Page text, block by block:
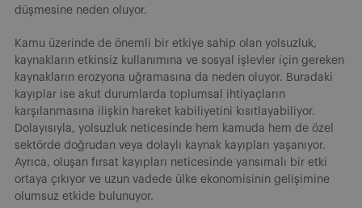
düşmesine neden oluyor.
Kamu üzerinde de önemli bir etkiye sahip olan yolsuzluk,
kaynakların etkinsiz kullanımına ve sosyal işlevler için gereken
kaynakların erozyona uğramasına da neden oluyor. Buradaki
kayıplar ise akut durumlarda toplumsal ihtiyaçların
karşılanmasına ilişkin hareket kabiliyetini kısıtlayabiliyor.
Dolayısıyla, yolsuzluk neticesinde hem kamuda hem de özel
sektörde doğrudan veya dolaylı kaynak kayıpları yaşanıyor.
Ayrıca, oluşan fırsat kayıpları neticesinde yansımalı bir etki
ortaya çıkıyor ve uzun vadede ülke ekonomisinin gelişimine
olumsuz etkide bulunuyor.